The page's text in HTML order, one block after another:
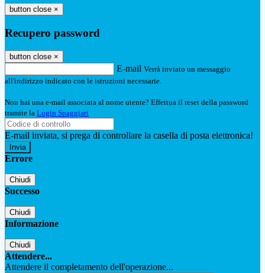
button close ×
Recupero password
button close ×
E-mail Verrà inviato un messaggio
all'indirizzo indicato con le istruzioni necessarie.
Non hai una e-mail associata al nome utente? Effettua il reset della password
tramite la Login Spaggiari
E-mail inviata, si prega di controllare la casella di posta elettronica!
Errore
Chiudi
Successo
Chiudi
Informazione
Chiudi
Attendere...
Attendere il completamento dell'operazione...